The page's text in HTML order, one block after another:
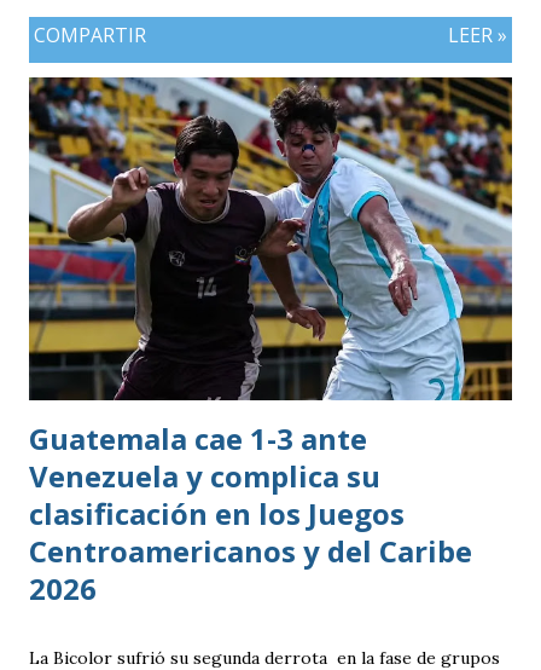
COMPARTIR LEER »
Guatemala cae 1-3 ante
Venezuela y complica su
clasificación en los Juegos
Centroamericanos y del Caribe
2026
La Bicolor sufrió su segunda derrota en la fase de grupos